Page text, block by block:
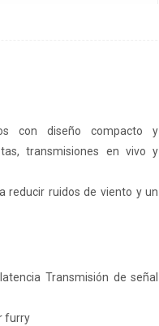
con diseño compacto y
transmisiones en vivo y
reducir ruidos de viento y un
Transmisión de señal
furry